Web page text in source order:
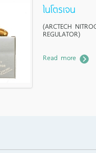
ไนโตรเจน
(ARCTECH
REGULATOR)
Read more